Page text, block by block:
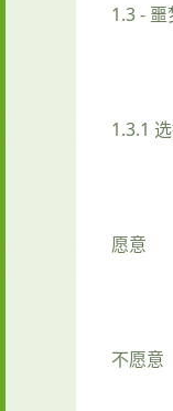
1.3 - 噩
1.3.1
愿意
不愿意